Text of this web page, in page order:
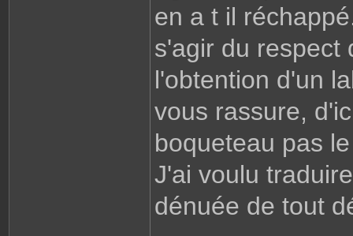
en a t il
s'agir du respect
l'obtention d'un
vous rassure,
boqueteau pas
J'ai voulu
dénuée de tout